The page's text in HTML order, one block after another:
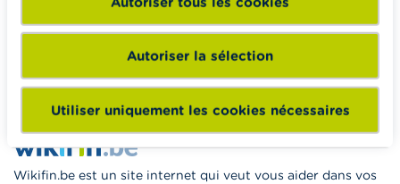
Autoriser la sélection
Utiliser uniquement les cookies nécessaires
enseignants du matériel pédagogique varié et des
formations pour les aider à faire de l’éducation financière et
à la consommation responsable en classe.
Vers Wikifin School
Wikifin.be est un site internet qui veut vous aider dans vos